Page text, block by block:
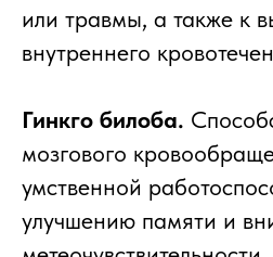
или травмы, а также к
внутреннего
Гинкго билоба.
мозгового
умственной
улучшению памяти и